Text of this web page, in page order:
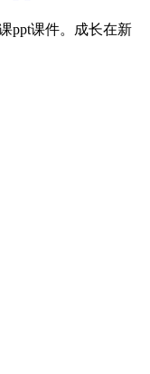
ppt课件。成长在新